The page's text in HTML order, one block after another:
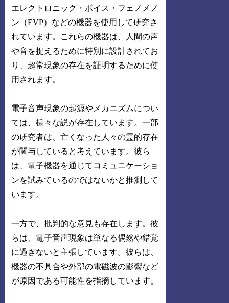
エレクトロニック・ボイス・フェノメノ
ン（EVP）などの機器を使用して研究さ
れています。これらの機器は、人間の声
や音を捉えるために特別に設計されてお
り、超常現象の存在を証明するために使
用されます。
電子音声現象の起源やメカニズムについ
ては、様々な説が存在しています。一部
の研究者は、亡くなった人々の霊的存在
が関与していると考えています。彼ら
は、電子機器を通じてコミュニケーショ
ンを試みているのではないかと推測して
います。
一方で、批判的な意見も存在します。彼
らは、電子音声現象は単なる偶然や錯覚
に過ぎないと主張しています。彼らは、
機器の不具合や外部の電磁波の影響など
が原因である可能性を指摘しています。